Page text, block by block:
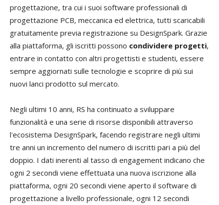
progettazione, tra cui i suoi software professionali di
progettazione PCB, meccanica ed elettrica, tutti scaricabili
gratuitamente previa registrazione su DesignSpark. Grazie
alla piattaforma, gli iscritti possono condividere progetti,
entrare in contatto con altri progettisti e studenti, essere
sempre aggiornati sulle tecnologie e scoprire di più sui
nuovi lanci prodotto sul mercato.
Negli ultimi 10 anni, RS ha continuato a sviluppare
funzionalità e una serie di risorse disponibili attraverso
l'ecosistema DesignSpark, facendo registrare negli ultimi
tre anni un incremento del numero di iscritti pari a più del
doppio. I dati inerenti al tasso di engagement indicano che
ogni 2 secondi viene effettuata una nuova iscrizione alla
piattaforma, ogni 20 secondi viene aperto il software di
progettazione a livello professionale, ogni 12 secondi